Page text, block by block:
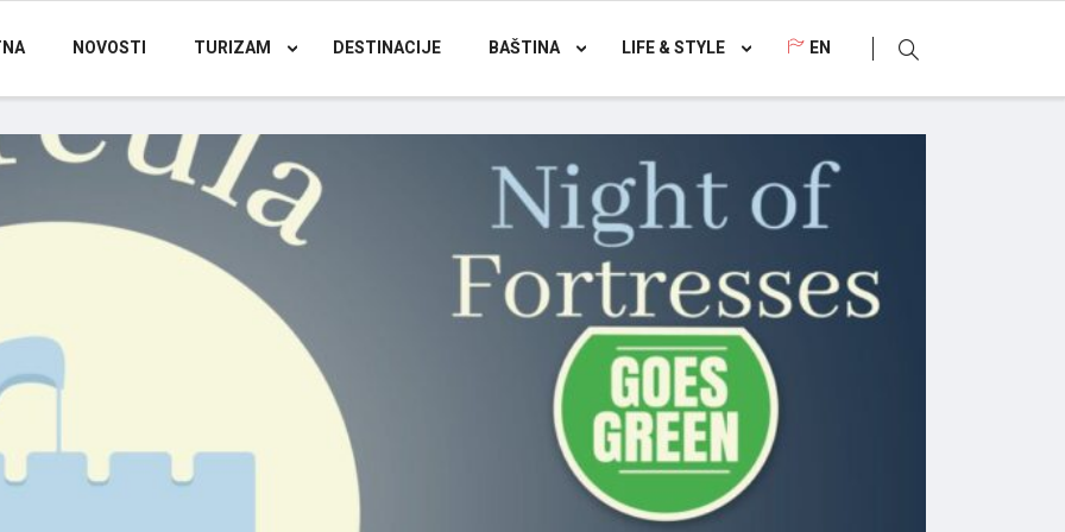
NOVOSTI TURIZAM DESTINACIJE BAŠTINA LIFE & STYLE EN